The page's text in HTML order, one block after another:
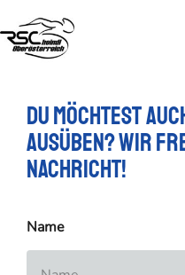
Du möchtest
ausüben? Wir
Nachricht!
Name